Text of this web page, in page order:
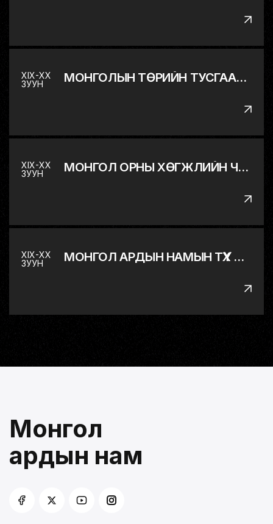
XIX-XX
ЗУУН
МОНГОЛЫН ТӨРИЙН ТУСГААР ТОГТНОЛ, БҮРЭН ЭРХТ БАЙДЛЫГ СЭРГЭЭН БАТАТГАВ
XIX-XX
ЗУУН
МОНГОЛ ОРНЫ ХӨГЖЛИЙН ЧИГ БАРИМЖАА
XIX-XX
ЗУУН
МОНГОЛ АРДЫН НАМЫН ТҮҮХ БОЛ ХХ ЗУУНЫ МОНГОЛЫН ТУСГААР ТОГТНОЛЫН ТЭМЦЛИЙН ТҮҮХ
Монгол
ардын нам